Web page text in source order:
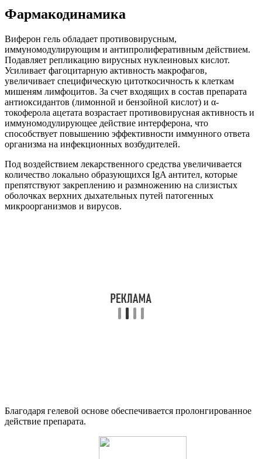
Фармакодинамика
Виферон гель обладает противовирусным,
иммуномодулирующим и антипролиферативным действием.
Подавляет репликацию вирусных нуклеиновых кислот.
Усиливает фагоцитарную активность макрофагов,
увеличивает специфическую цитоткосичность к клеткам
мишеням лимфоцитов. За счет входящих в состав препарата
антиоксидантов (лимонной и бензойной кислот) и α-
токоферола ацетата возрастает противовирусная активность и
иммуномодулирующее действие интерферона, что
способствует повышению эффективности иммунного ответа
организма на инфекционных возбудителей.
Под воздействием лекарственного средства увеличивается
количество локально образующихся IgA антител, которые
препятствуют закреплению и размножению на слизистых
оболочках верхних дыхательных путей патогенных
микроорганизмов и вирусов.
Благодаря гелевой основе обеспечивается пролонгированное
действие препарата.